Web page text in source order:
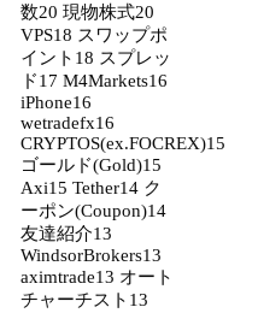
数20 現物株式20
VPS18 スワップポ
イント 18 スプレッ
ド17 M4Markets16
iPhone16
wetradefx16
CRYPTOS(ex.FOCREX)15
ゴールド(Gold)15
Axi15 Tether14 ク
ーポン(Coupon)14
友達紹介13
WindsorBrokers13
aximtrade13 オート
チャーチスト 13